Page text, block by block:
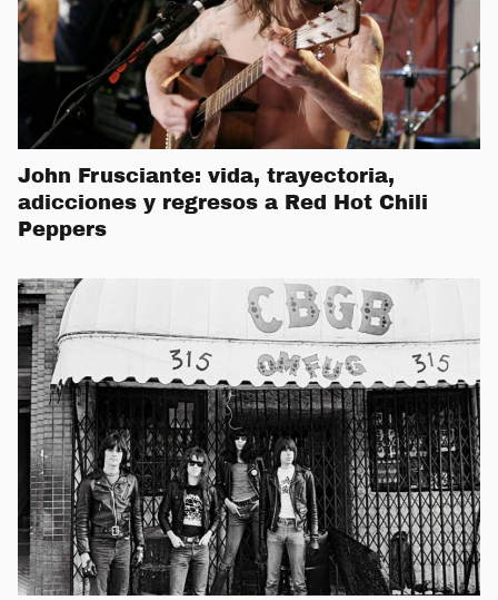
John Frusciante: vida, trayectoria,
adicciones y regresos a Red Hot Chili
Peppers